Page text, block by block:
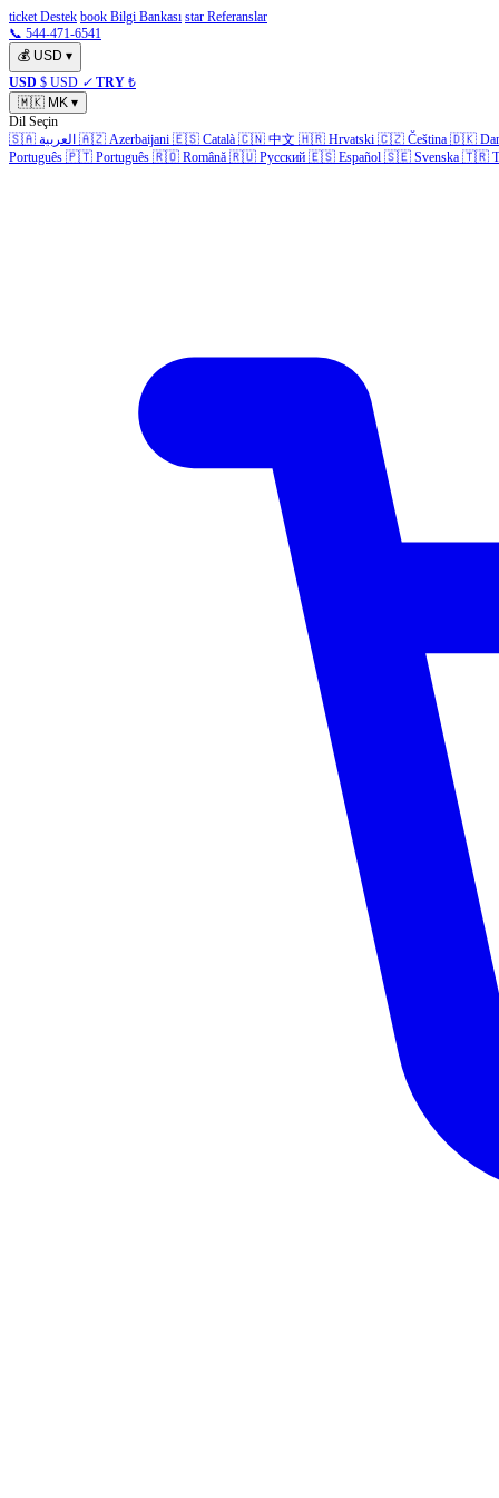
ticket Destek book Bilgi Bankası star Referanslar
📞 544-471-6541
💰 USD ▾
USD $ USD ✓ TRY ₺
🇲🇰 MK ▾
Dil Seçin
🇸🇦 العربية 🇦🇿 Azerbaijani 🇪🇸 Català 🇨🇳 中文 🇭🇷 Hrvatski 🇨🇿 Čeština 🇩🇰
Português 🇵🇹 Português 🇷🇴 Română 🇷🇺 Русский 🇪🇸 Español 🇸🇪 Svenska 🇹🇷